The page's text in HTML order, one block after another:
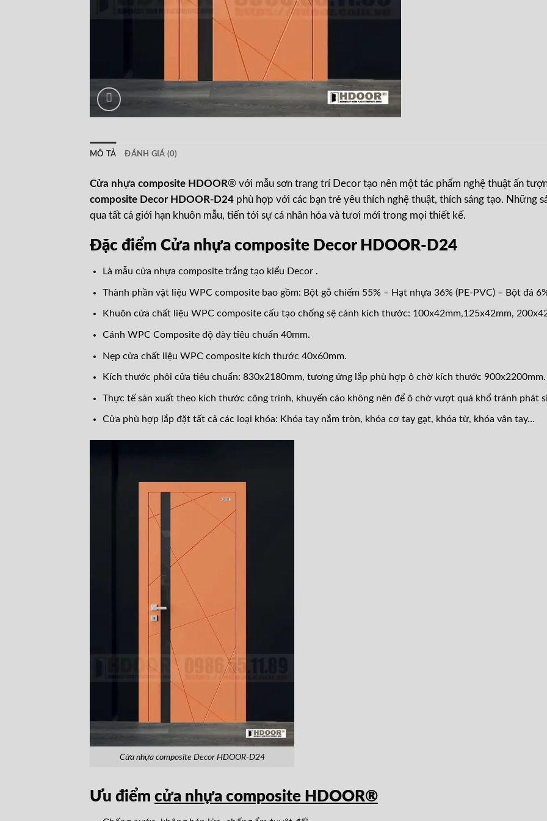
MÔ TẢ ĐÁNH GIÁ (0)
Cửa nhựa composite HDOOR® với mẫu sơn trang trí Decor tạo nên một tác phẩm nghệ thuật ấn
composite Decor HDOOR-D24 phù hợp với các bạn trẻ yêu thích nghệ thuật, thích sáng tạo. Những
qua tất cả giới hạn khuôn mẫu, tiến tới sự cá nhân hóa và tươi mới trong mọi thiết kế.
Đặc điểm Cửa nhựa composite Decor HDOOR-D24
Là mẫu cửa nhựa composite trắng tạo kiểu Decor .
Thành phần vật liệu WPC composite bao gồm: Bột gỗ chiếm 55% – Hạt nhựa 36% (PE-PVC) – Bột đá
Khuôn cửa chất liệu WPC composite cấu tạo chống sệ cánh kích thước: 100x42mm,125x42mm,
Cánh WPC Composite độ dày tiêu chuẩn 40mm.
Nẹp cửa chất liệu WPC composite kích thước 40x60mm.
Kích thước phôi cửa tiêu chuẩn: 830x2180mm, tương ứng lắp phù hợp ô chờ kích thước 900x2200mm.
Thực tế sản xuất theo kích thước công trình, khuyến cáo không nên để ô chờ vượt quá khổ tránh phát
Cửa phù hợp lắp đặt tất cả các loại khóa: Khóa tay nắm tròn, khóa cơ tay gạt, khóa từ, khóa vân tay…
Cửa nhựa composite Decor HDOOR-D24
Ưu điểm cửa nhựa composite HDOOR®